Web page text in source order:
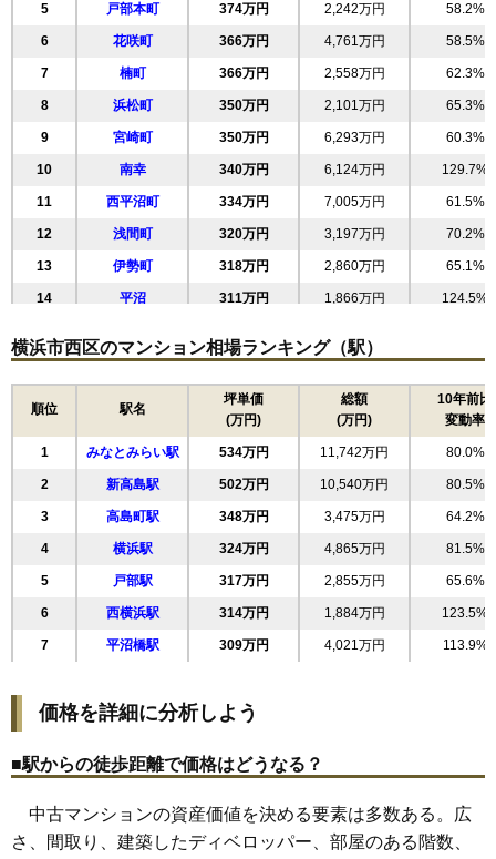
5 戸部本町 374万円 2,242万円 58.2%
6 花咲町 366万円 4,761万円 58.5%
7 楠町 366万円 2,558万円 62.3%
8 浜松町 350万円 2,101万円 65.3%
9 宮崎町 350万円 6,293万円 60.3%
10 南幸 340万円 6,124万円 129.7%
11 西平沼町 334万円 7,005万円 61.5%
12 浅間町 320万円 3,197万円 70.2%
13 伊勢町 318万円 2,860万円 65.1%
14 平沼 311万円 1,866万円 124.5%
16 戸部町 299万円 5,385万円 71.1%
296万円 2,667万円 71.3%
279万円 5,299万円 53.8%
19 東久保町 250万円 5,250万円 56.3%
20 岡野 245万円 3,925万円 84.2%
21 北軽井沢 237万円 3,795万円 64.7%
22 南浅間町 235万円 1,646万円 122.6%
23 南軽井沢 219万円 4,602万円 61.5%
24 藤棚町 210万円 3,365万円 98.9%
25 元久保町 197万円 3,158万円 66.0%
27 西戸部町 185万円
29 宮ケ谷 121万円 1,943万円 56.7%
横浜市西区のマンション相場ランキング（駅）
順位 駅名
坪単価
(万円)
総額
(万円)
10年前比
変動率
1 みなとみらい駅 534万円 11,742万円 80.0%
2 新高島駅 502万円 10,540万円 80.5%
3 高島町駅 348万円 3,475万円 64.2%
4 横浜駅 324万円 4,865万円 81.5%
5 戸部駅 317万円 2,855万円 65.6%
6 西横浜駅 314万円 1,884万円 123.5%
7 平沼橋駅 309万円 4,021万円 113.9%
価格を詳細に分析しよう
■駅からの徒歩距離で価格はどうなる？
中古マンションの資産価値を決める要素は多数ある。広
さ、間取り、建築したディベロッパー、部屋のある階数、